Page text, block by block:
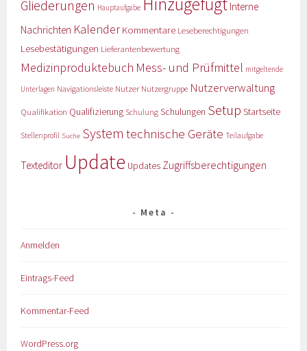
Gliederungen Hauptaufgabe Hinzugefügt Interne
Nachrichten KalenderKommentare Leseberechtigungen
Lesebestätigungen Lieferantenbewertung
Medizinproduktebuch Mess- und Prüfmittel mitgeltende
Unterlagen Navigationsleiste Nutzer Nutzergruppe Nutzerverwaltung
Qualifikation Qualifizierung Schulung Schulungen Setup Startseite
Stellenprofil Suche System technische Geräte Teilaufgabe
Texteditor Update Updates Zugriffsberechtigungen
Meta
Anmelden
Eintrags-Feed
Kommentar-Feed
WordPress.org